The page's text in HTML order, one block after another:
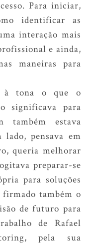
Para iniciar,
identificar as
interação mais
e ainda,
maneiras para
à tona o que o
significava para
também estava
pensava em
queria melhorar
preparar-se
para soluções
também o
de futuro para
de Rafael
pela sua